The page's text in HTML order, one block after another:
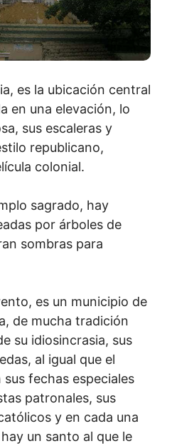
es la ubicación central
en una elevación, lo
sus escaleras y
republicano,
colonial.
sagrado, hay
por árboles de
sombras para
es un municipio de
de mucha tradición
su idiosincrasia, sus
al igual que el
fechas especiales
patronales, sus
y en cada una
un santo al que le